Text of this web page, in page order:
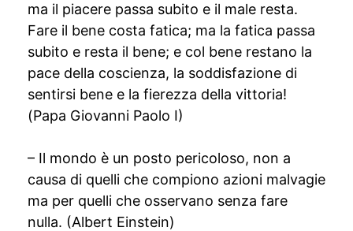
ma il piacere passa subito e il male resta.
Fare il bene costa fatica; ma la fatica passa
subito e resta il bene; e col bene restano la
pace della coscienza, la soddisfazione di
sentirsi bene e la fierezza della vittoria!
(Papa Giovanni Paolo I)
– Il mondo è un posto pericoloso, non a
causa di quelli che compiono azioni malvagie
ma per quelli che osservano senza fare
nulla. (Albert Einstein)